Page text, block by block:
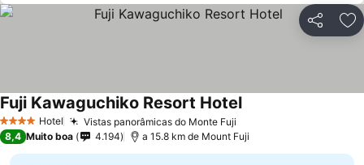
Partilhar
4 EstrelasHotel Vistas panorâmicas do Monte Fuji
Fuji Kawaguchiko Resort HotelVer preços
8,4 Muito boa 4.194 a 15.8 km de Mount Fuji